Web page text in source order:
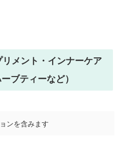
メント・インナーケア
ブティーなど）
ンを含みます